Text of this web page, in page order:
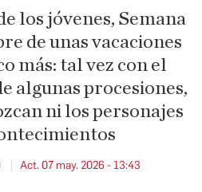
los jóvenes, Semana
de unas vacaciones
más: tal vez con el
algunas procesiones,
ni los personajes
Act. 07 may. 2026 - 13:43